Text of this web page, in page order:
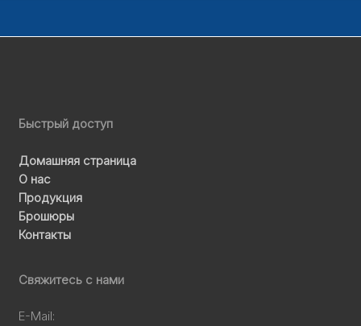
Быстрый доступ
Домашняя страница
О нас
Продукция
Брошюры
Контакты
Свяжитесь с нами
E-Mail: